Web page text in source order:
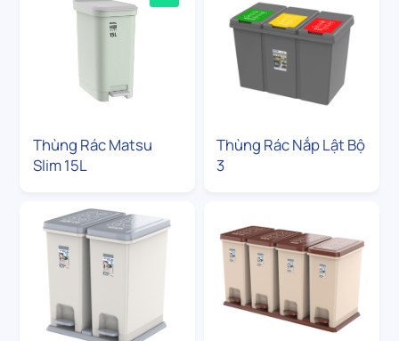
Thùng Rác Matsu
Slim 15L
Thùng Rác Nắp Lật Bộ
3